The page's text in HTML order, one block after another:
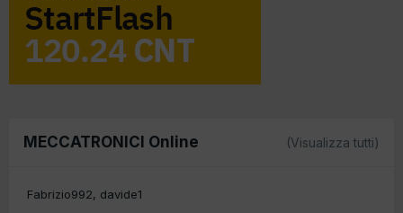
MECCATRONICI Online (Visualizza tutti)
Fabrizio992 davide1